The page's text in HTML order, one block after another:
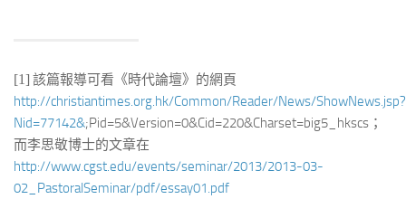
[1] 該篇報導可看《時代論壇》的網頁
http://christiantimes.org.hk/Common/Reader/News/ShowNews.jsp?
Nid=77142&;Pid=5&Version=0&Cid=220&Charset=big5_hkscs；
而李思敬博士的文章在
http://www.cgst.edu/events/seminar/2013/2013-03-
02_PastoralSeminar/pdf/essay01.pdf